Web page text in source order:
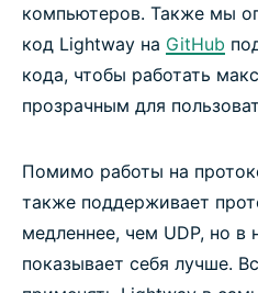
компьютеров. Также мы
код Lightway на GitHub
кода, чтобы работать
прозрачным для
Помимо работы на
также поддерживает
медленнее, чем UDP, но в
показывает себя лучше.